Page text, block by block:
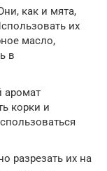
как и мята,
их
масло,
в
аромат
корки и
разрезать их на